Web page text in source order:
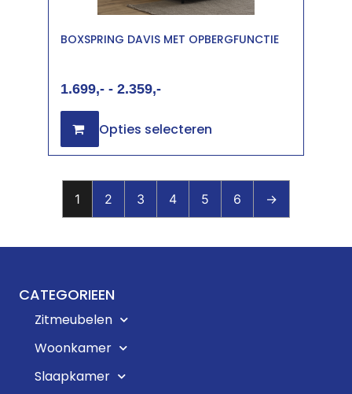
BOXSPRING DAVIS MET OPBERGFUNCTIE
1.699 - 2.359
Opties selecteren
1 2 3 4 5 6 →
CATEGORIEEN
Zitmeubelen
Woonkamer
Slaapkamer